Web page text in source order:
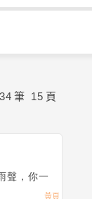
筆 15 頁
聲，你一